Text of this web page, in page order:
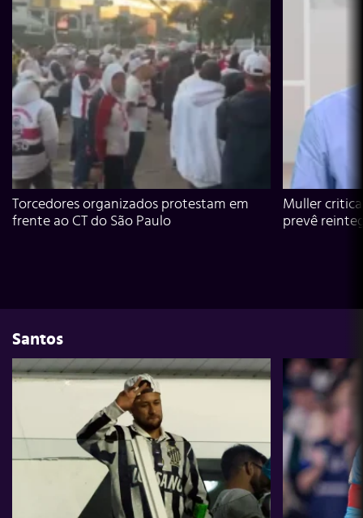
Torcedores organizados protestam em
frente ao CT do São Paulo
Muller
prevê
Santos